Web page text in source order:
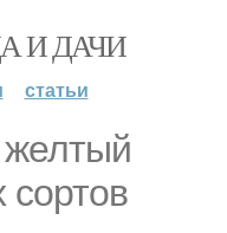
И ДАЧИ
статьи
желтый